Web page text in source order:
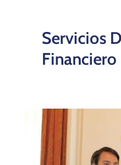
Servicios
Financiero